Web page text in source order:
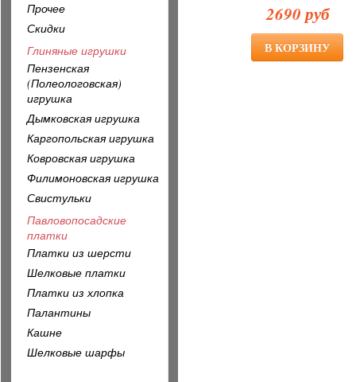
2690 руб
Прочее
Скидки
Глиняные игрушки
Пензенская
(Полеологовская)
игрушка
Дымковская игрушка
Каргопольская игрушка
Ковровская игрушка
Филимоновская игрушка
Свистульки
Павловопосадские
платки
Платки из шерсти
Шелковые платки
Платки из хлопка
Палантины
Кашне
Шелковые шарфы